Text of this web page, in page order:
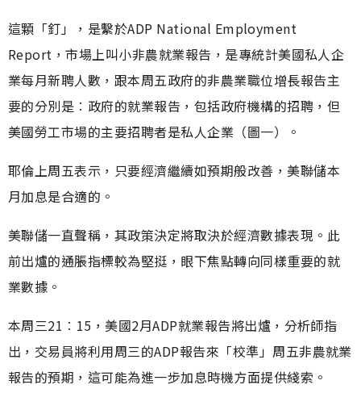
這顆「釘」，是繫於ADP National Employment
Report，市場上叫小非農就業報告，是專統計美國私人企
業每月新聘人數，跟本周五政府的非農業職位增長報告主
要的分別是︰政府的就業報告，包括政府機構的招聘，但
美國勞工市場的主要招聘者是私人企業（圖一）。
耶倫上周五表示，只要經濟繼續如預期般改善，美聯儲本
月加息是合適的。
美聯儲一直聲稱，其政策決定將取決於經濟數據表現。此
前出爐的通脹指標較為堅挺，眼下焦點轉向同樣重要的就
業數據。
本周三21︰15，美國2月ADP就業報告將出爐，分析師指
出，交易員將利用周三的ADP報告來「校準」周五非農就業
報告的預期，這可能為進一步加息時機方面提供綫索。